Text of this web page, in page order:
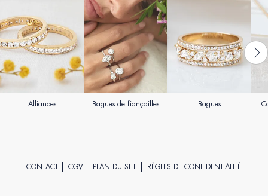
Alliances Bagues de fiançailles Bagues
CONTACT CGV PLAN DU SITE RÈGLES DE CONFIDENTIALITÉ